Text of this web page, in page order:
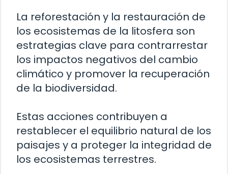
La reforestación y la restauración de
los ecosistemas de la litosfera son
estrategias clave para contrarrestar
los impactos negativos del cambio
climático y promover la recuperación
de la biodiversidad.
Estas acciones contribuyen a
restablecer el equilibrio natural de los
paisajes y a proteger la integridad de
los ecosistemas terrestres.